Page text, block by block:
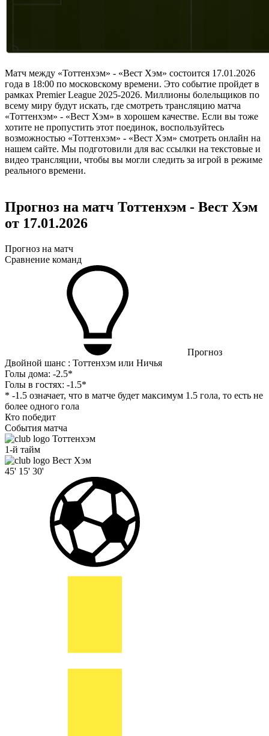
Матч между «Тоттенхэм» - «Вест Хэм» состоится 17.01.2026
года в 18:00 по московскому времени. Это событие пройдет в
рамках Premier League 2025-2026. Миллионы болельщиков по
всему миру будут искать, где смотреть трансляцию матча
«Тоттенхэм» - «Вест Хэм» в хорошем качестве. Если вы тоже
хотите не пропустить этот поединок, воспользуйтесь
возможностью «Тоттенхэм» - «Вест Хэм» смотреть онлайн на
нашем сайте. Мы подготовили для вас ссылки на текстовые и
видео трансляции, чтобы вы могли следить за игрой в режиме
реального времени.
Прогноз на матч Тоттенхэм - Вест Хэм
от 17.01.2026
Прогноз на матч
Сравнение команд
Прогноз
Двойной шанс : Тоттенхэм или Ничья
Голы дома: -2.5*
Голы в гостях: -1.5*
* -1.5 означает, что в матче будет максимум 1.5 гола, то есть не
более одного гола
Кто победит
События матча
Тоттенхэм
1-й тайм
Вест Хэм
45' 15' 30'